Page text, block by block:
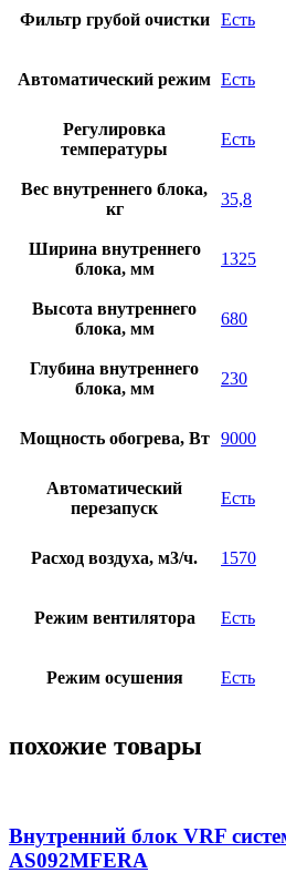
Фильтр грубой очистки Есть
Автоматический режим Есть
Регулировка
температуры
Есть
Вес внутреннего блока,
кг
35,8
Ширина внутреннего
блока, мм
1325
Высота внутреннего
блока, мм
680
Глубина внутреннего
блока, мм
230
Мощность обогрева, Вт 9000
Автоматический
перезапуск
Есть
Расход воздуха, м3/ч. 1570
Режим вентилятора Есть
Режим осушения Есть
похожие товары
Внутренний блок VRF
AS092MFERA